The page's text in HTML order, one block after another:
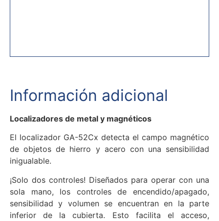
Información adicional
Localizadores de metal y magnéticos
El localizador GA-52Cx detecta el campo magnético
de objetos de hierro y acero con una sensibilidad
inigualable.
¡Solo dos controles! Diseñados para operar con una
sola mano, los controles de encendido/apagado,
sensibilidad y volumen se encuentran en la parte
inferior de la cubierta. Esto facilita el acceso,